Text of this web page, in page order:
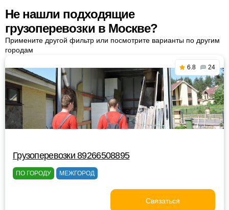
Не нашли подходящие
грузоперевозки в Москве?
Примените другой фильтр или посмотрите варианты по другим
городам
6.8 24
Грузоперевозки 89266508895
ПО ГОРОДУ МЕЖГОРОД
Связаться